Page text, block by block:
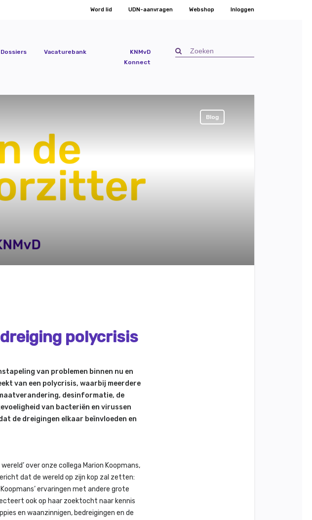
Word lid UDN-aanvragen Webshop Inloggen
Dossiers Vacaturebank
KNMvD
Konnect
Blog
polycrisis
van problemen binnen nu en
van een polycrisis, waarbij meerdere
desinformatie, de
van bacteriën en virussen
de dreigingen elkaar beïnvloeden en
over onze collega Marion Koopmans,
dat de wereld op zijn kop zal zetten:
ervaringen met andere grote
ook op haar zoektocht naar kennis
en waanzinnigen, bedreigingen en de